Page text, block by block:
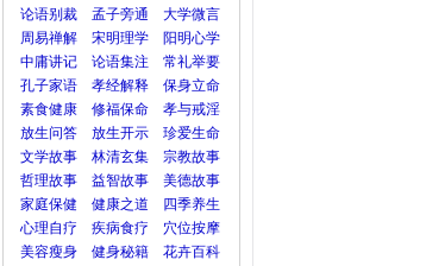
论语别裁
孟子旁通
大学微言
周易禅解
宋明理学
阳明心学
中庸讲记
论语集注
常礼举要
孔子家语
孝经解释
保身立命
素食健康
修福保命
孝与戒淫
放生问答
放生开示
珍爱生命
文学故事
林清玄集
宗教故事
哲理故事
益智故事
美德故事
家庭保健
健康之道
四季养生
心理自疗 疾病食疗 穴位按摩
美容瘦身 健身秘籍 花卉百科